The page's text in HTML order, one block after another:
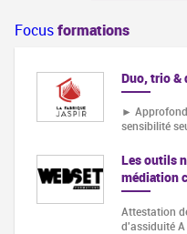
Focusformations
Duo, trio &
►
sensibilité
Les outils
médiation
Attestation
d'assiduité A